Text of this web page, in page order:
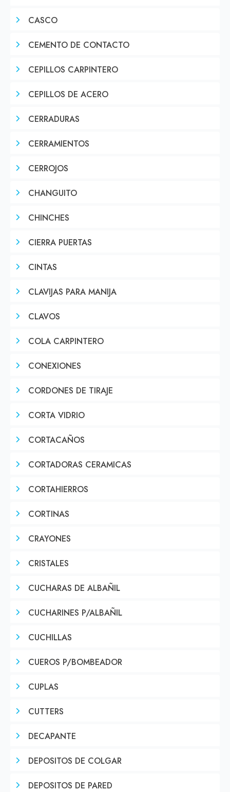
CASCO
CEMENTO DE CONTACTO
CEPILLOS CARPINTERO
CEPILLOS DE ACERO
CERRADURAS
CERRAMIENTOS
CERROJOS
CHANGUITO
CHINCHES
CIERRA PUERTAS
CINTAS
CLAVIJAS PARA MANIJA
CLAVOS
COLA CARPINTERO
CONEXIONES
CORDONES DE TIRAJE
CORTA VIDRIO
CORTACAÑOS
CORTADORAS CERAMICAS
CORTAHIERROS
CORTINAS
CRAYONES
CRISTALES
CUCHARAS DE ALBAÑIL
CUCHARINES P/ALBAÑIL
CUCHILLAS
CUEROS P/BOMBEADOR
CUPLAS
CUTTERS
DECAPANTE
DEPOSITOS DE COLGAR
DEPOSITOS DE PARED